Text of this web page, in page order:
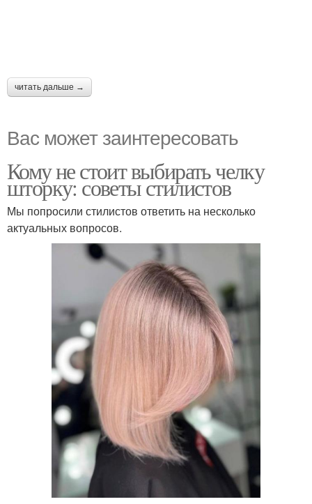
читать дальше →
Вас может заинтересовать
Кому не стоит выбирать челку
шторку: советы стилистов
Мы попросили стилистов ответить на несколько
актуальных вопросов.